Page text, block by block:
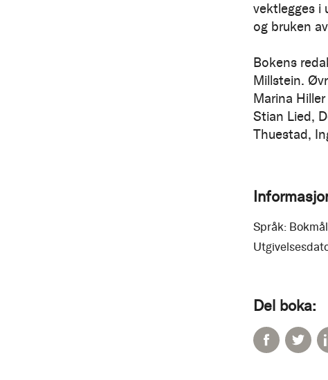
vektlegges i
og bruken
Bokens
Millstein.
Marina
Stian Lied,
Thuestad,
Språk: Bokmål
Del boka: